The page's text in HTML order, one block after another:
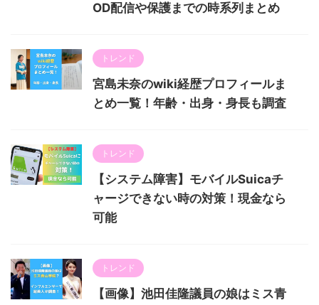
OD配信や保護までの時系列まとめ
トレンド
宮島未奈のwiki経歴プロフィールま
とめ一覧！年齢・出身・身長も調査
トレンド
【システム障害】モバイルSuicaチ
ャージできない時の対策！現金なら
可能
トレンド
【画像】池田佳隆議員の娘はミス青